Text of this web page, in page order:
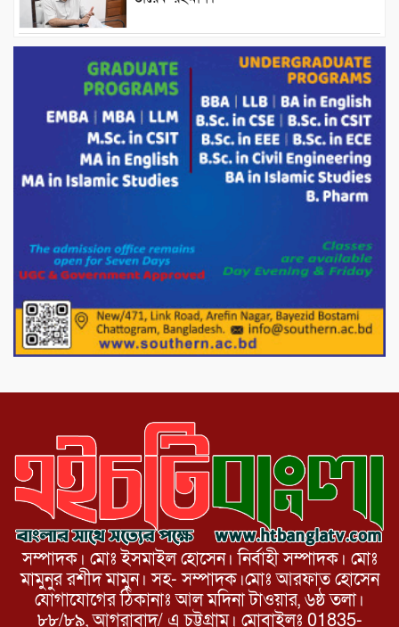
চন্দনাইশের হাশিমপুর ৪ নং ওয়ার্ডে ৫’শতাধিক
হতদরিদ্র পরিবারের মাঝে খাদ্যসামগ্রী বিতরণ
করেন মনজুর মোরশেদ
পরিবেশ রক্ষায় পাটগ্রামে ইহসান ইয়ুথ
সার্কেলের বৃক্ষরোপণ
মিরপুর-১১ নম্বরে দুর্বৃত্তদের গুলিতে বিএনপি
পাটগ্রামে চিকিৎসা সেবায় বীর মুক্তিযোদ্ধা দবির
উদ্দিন ফাউন্ডেশন
পাটগ্রামের দহগ্রাম ইউনিয়নের প্রধান সড়ক
ভেঙ্গে যোগাযোগ বিছিন্ন
সম্পাদক। মোঃ ইসমাইল হোসেন। নির্বাহী সম্পাদক। মোঃ
মামুনুর রশীদ মামুন। সহ- সম্পাদক।মোঃ আরফাত হোসেন
যোগাযোগের ঠিকানাঃ আল মদিনা টাওয়ার, ৬ষ্ঠ তলা।
৮৮/৮৯, আগরাবাদ/ এ চট্টগ্রাম। মোবাইলঃ 01835-